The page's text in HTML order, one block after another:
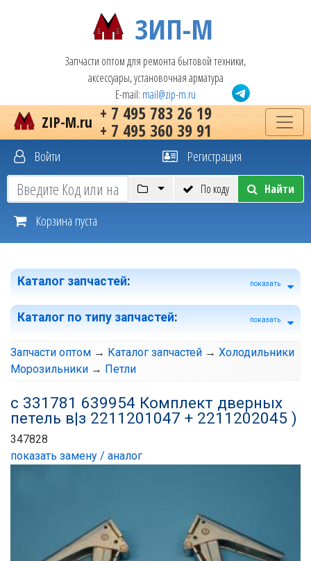
ЗИП-М
Запчасти оптом для ремонта бытовой техники,
аксессуары, установочная арматура
E-mail: mail@zip-m.ru
+ 7 495 783 26 19
+ 7 495 360 39 91
ZIP-M.ru
Войти Регистрация
По коду Найти
Корзина пуста
Каталог запчастей: показать
Каталог по типу запчастей: показать
Запчасти оптом → Каталог запчастей → Холодильники
Морозильники → Петли
с 331781 639954 Комплект дверных
петель в|з 2211201047 + 2211202045 )
347828
показать замену / аналог